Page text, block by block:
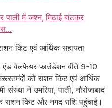
पाली में जश्न, मिठाई बांटकर
किट एवं आर्थिक सहायता
एंड वेलफेयर फाउंडेशन बीते 9-10
को राशन किट एवं आर्थिक
संस्था ने उमरिया, पाली, नौरोजाबाद
किट और नगद राशि पहुंचाई।